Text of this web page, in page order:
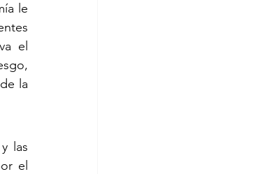
le
el
la
las
el